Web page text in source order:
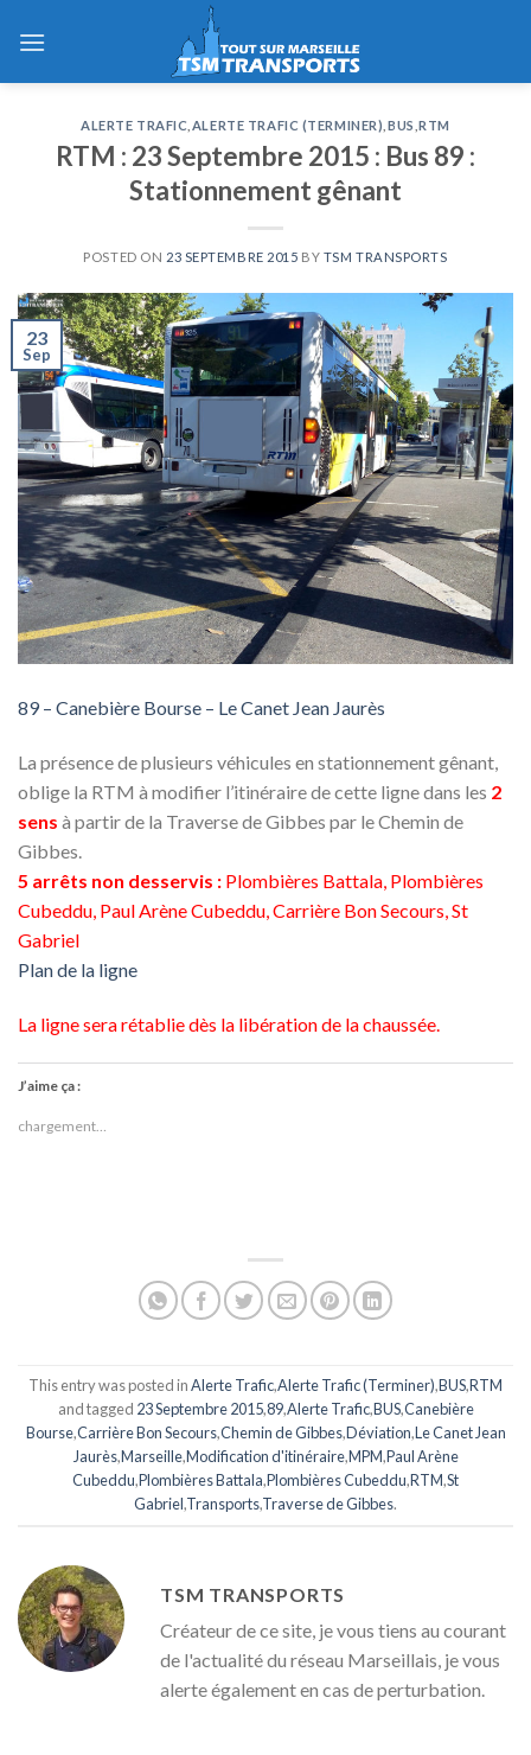
ALERTE TRAFIC ALERTE TRAFIC (TERMINER) BUS ,RTM
RTM : 23 Septembre 2015 : Bus 89 :
Stationnement gênant
POSTED ON 23 SEPTEMBRE 2015 BY TSM TRANSPORTS
23
Sep
89 – Canebière Bourse – Le Canet Jean Jaurès
La présence de plusieurs véhicules en stationnement gênant,
oblige la RTM à modifier l’itinéraire de cette ligne dans les 2
sens à partir de la Traverse de Gibbes par le Chemin de
Gibbes.
5 arrêts non desservis : Plombières Battala, Plombières
Cubeddu, Paul Arène Cubeddu, Carrière Bon Secours, St
Gabriel
Plan de la ligne
La ligne sera rétablie dès la libération de la chaussée.
J’aime ça :
chargement…
This entry was posted inAlerte Trafic,Alerte Trafic (Terminer),BUS,RTM
and tagged 23 Septembre 2015,89,Alerte Trafic,BUS,Canebière
Bourse,Carrière Bon Secours,Chemin de Gibbes,Déviation,Le Canet Jean
Jaurès,Marseille,Modification d'itinéraire,MPM,Paul Arène
Cubeddu,Plombières Battala,Plombières Cubeddu,RTM,St
Gabriel,Transports,Traverse de Gibbes.
TSM TRANSPORTS
Créateur de ce site, je vous tiens au courant
de l'actualité du réseau Marseillais, je vous
alerte également en cas de perturbation.